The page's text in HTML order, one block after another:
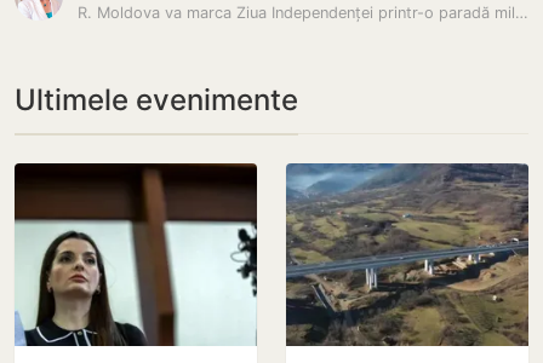
R. Moldova va marca Ziua Independenței printr-o paradă militară…
Ultimele evenimente